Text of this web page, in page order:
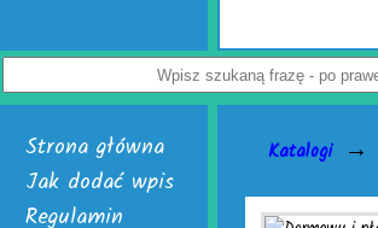
Strona główna
Jak dodać wpis
Regulamin
Katalogi →